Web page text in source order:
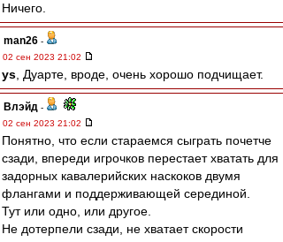
Ничего.
man26 -
02 сен 2023 21:02
ys , Дуарте, вроде, очень хорошо подчищает.
Влэйд -
02 сен 2023 21:02
Понятно, что если стараемся сыграть почетче
сзади, впереди игрочков перестает хватать для
задорных кавалерийских наскоков двумя
флангами и поддерживающей серединой.
Тут или одно, или другое.
Не дотерпели сзади, не хватает скорости